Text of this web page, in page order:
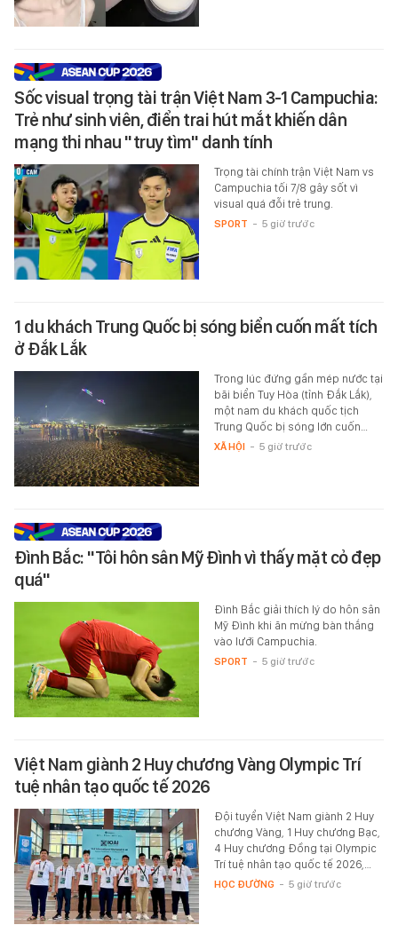
Sốc visual trọng tài trận Việt Nam 3-1 Campuchia:
Trẻ như sinh viên, điển trai hút mắt khiến dân
mạng thi nhau "truy tìm" danh tính
Trọng tài chính trận Việt Nam vs
Campuchia tối 7/8 gây sốt vì
visual quá đỗi trẻ trung.
SPORT - 5 giờ trước
1 du khách Trung Quốc bị sóng biển cuốn mất tích
ở Đắk Lắk
Trong lúc đứng gần mép nước tại
bãi biển Tuy Hòa (tỉnh Đắk Lắk),
một nam du khách quốc tịch
Trung Quốc bị sóng lớn cuốn…
XÃ HỘI - 5 giờ trước
Đình Bắc: "Tôi hôn sân Mỹ Đình vì thấy mặt cỏ đẹp
quá"
Đình Bắc giải thích lý do hôn sân
Mỹ Đình khi ăn mừng bàn thắng
vào lưới Campuchia.
SPORT - 5 giờ trước
Việt Nam giành 2 Huy chương Vàng Olympic Trí
tuệ nhân tạo quốc tế 2026
Đội tuyển Việt Nam giành 2 Huy
chương Vàng, 1 Huy chương Bạc,
4 Huy chương Đồng tại Olympic
Trí tuệ nhân tạo quốc tế 2026,…
HỌC ĐƯỜNG - 5 giờ trước